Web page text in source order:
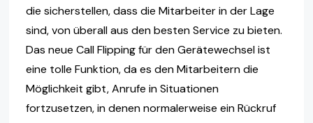
die sicherstellen, dass die Mitarbeiter in der Lage
sind, von überall aus den besten Service zu bieten.
Das neue Call Flipping für den Gerätewechsel ist
eine tolle Funktion, da es den Mitarbeitern die
Möglichkeit gibt, Anrufe in Situationen
fortzusetzen, in denen normalerweise ein Rückruf